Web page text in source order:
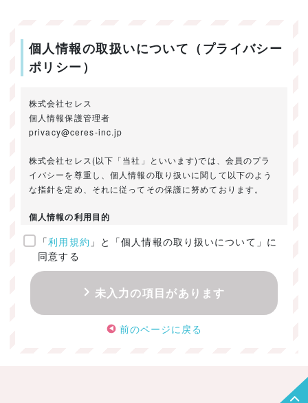
個人情報の取扱いについて（プライバシー
ポリシー）
株式会社セレス
個人情報保護管理者
privacy@ceres-inc.jp
株式会社セレス(以下「当社」といいます)では、会員のプラ
イバシーを尊重し、個人情報の取り扱いに関して以下のよう
な指針を定め、それに従ってその保護に努めております。
個人情報の利用目的
ご提供いただきました個人情報は、以下のためにのみ利用い
たします。
・お問い合わせに対する回答及び資料送付のご連絡
・当社のお客様向けサービスの提供
・本人確認
・サービスの開発・改善のための分析
「利用規約 」と「個人情報の取り扱いについて」に
同意する
未入力の項目があります
前のページに戻る